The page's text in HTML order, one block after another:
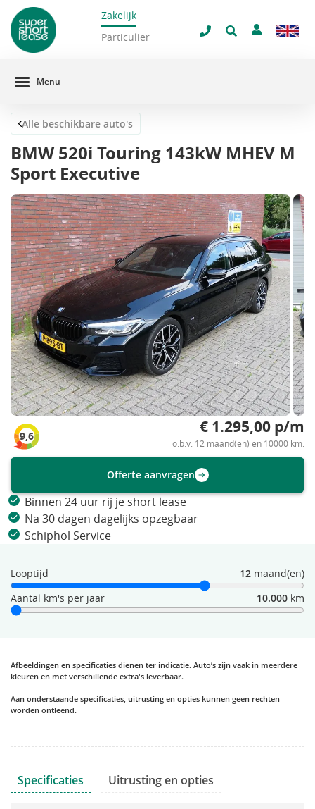
Zakelijk
Particulier
Menu
Alle beschikbare auto's
BMW 520i Touring 143kW MHEV M
Sport Executive
9,6 € 1.295,00 p/m
o.b.v. 12 maand(en) en 10000 km.
Offerte aanvragen
Binnen 24 uur rij je short lease
Na 30 dagen dagelijks opzegbaar
Schiphol Service
Looptijd 12 maand(en)
Aantal km's per jaar
10.000 km
Afbeeldingen en specificaties dienen ter indicatie. Auto’s zijn vaak in meerdere
kleuren en met verschillende extra's leverbaar.
Aan onderstaande specificaties, uitrusting en opties kunnen geen rechten
worden ontleend.
Specificaties Uitrusting en opties
Sluit